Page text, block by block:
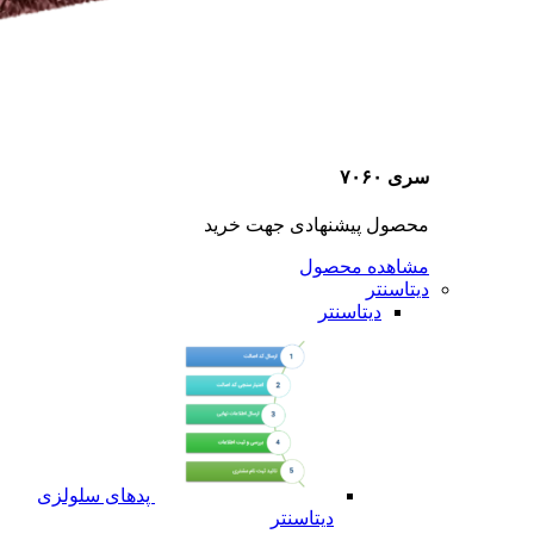
سری ۷۰۶۰
محصول پیشنهادی جهت خرید
مشاهده محصول
دیتاسنتر
دیتاسنتر
پدهای سلولزی
دیتاسنتر